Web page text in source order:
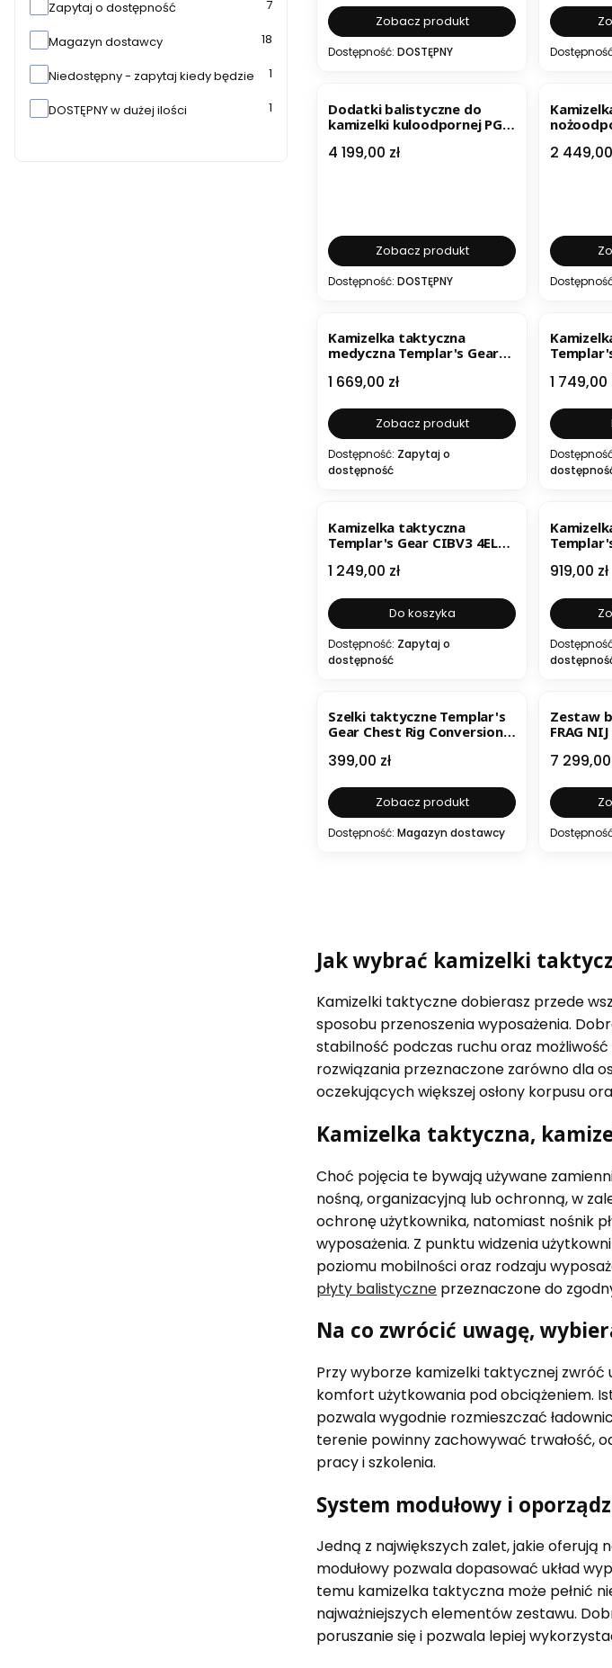
Zapytaj o dostępność 7
Magazyn dostawcy 18
Niedostępny - zapytaj kiedy będzie 1
DOSTĘPNY w dużej ilości 1
Zobacz produkt
Dostępność: DOSTĘPNY
Dodatki balistyczne do
kamizelki kuloodpornej PGD
Cena
4 199,00 zł
Zobacz produkt
Dostępność: DOSTĘPNY
Cena
2 449,00
Kamizelka taktyczna
medyczna Templar's Gear
Cena
1 669,00 zł
Zobacz produkt
Dostępność: Zapytaj o
dostępność
Cena
1 749,00
Kamizelka taktyczna
Templar's Gear CIBV3 4EL
Cena
1 249,00 zł
Do koszyka
Dostępność: Zapytaj o
dostępność
Cena
919,00 zł
Szelki taktyczne Templar's
Gear Chest Rig Conversion
Cena
399,00 zł
Zobacz produkt
Dostępność: Magazyn dostawcy
Zestaw
FRAG
Cena
7 299,00
Jak wybrać kamizelki
Kamizelki taktyczne dobierasz przede
sposobu przenoszenia wyposażenia.
stabilność podczas ruchu oraz
rozwiązania przeznaczone zarówno dla
oczekujących większej osłony korpusu
Kamizelka taktyczna,
Choć pojęcia te bywają używane
nośną, organizacyjną lub ochronną, w
ochronę użytkownika, natomiast nośnik
wyposażenia. Z punktu widzenia
poziomu mobilności oraz rodzaju
płyty balistyczne przeznaczone do
Na co zwrócić uwagę,
Przy wyborze kamizelki taktycznej zwróć
komfort użytkowania pod obciążeniem.
pozwala wygodnie rozmieszczać
terenie powinny zachowywać trwałość,
pracy i szkolenia.
System modułowy i
Jedną z największych zalet, jakie oferują
modułowy pozwala dopasować układ
temu kamizelka taktyczna może pełnić
najważniejszych elementów zestawu.
poruszanie się i pozwala lepiej